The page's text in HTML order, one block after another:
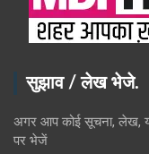
सुझाव / लेख भेजे.
अगर आप कोई सूचना, लेख,
पर भेजें